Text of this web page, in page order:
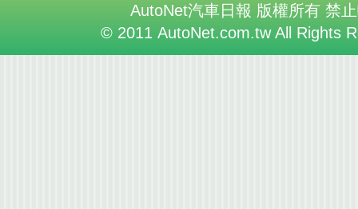
AutoNet汽車日報 版權所有 禁
© 2011 AutoNet.com.tw All Rights